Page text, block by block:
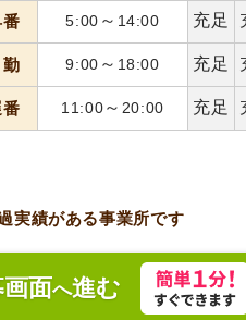
してお使いいただける設計になっ
5:00 ～ 14:00 充足
勤 9:00 ～ 18:00 充足
11:00～ 20:00 充足
実績がある事業所です
面へ進む